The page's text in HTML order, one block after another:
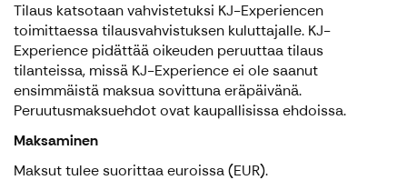
Tilaus katsotaan vahvistetuksi KJ-Experiencen
toimittaessa tilausvahvistuksen kuluttajalle. KJ-
Experience pidättää oikeuden peruuttaa tilaus
tilanteissa, missä KJ-Experience ei ole saanut
ensimmäistä maksua sovittuna eräpäivänä.
Peruutusmaksuehdot ovat kaupallisissa ehdoissa.
Maksaminen
Maksut tulee suorittaa euroissa (EUR).